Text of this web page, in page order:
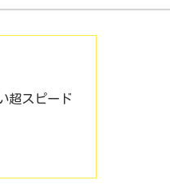
超スピード